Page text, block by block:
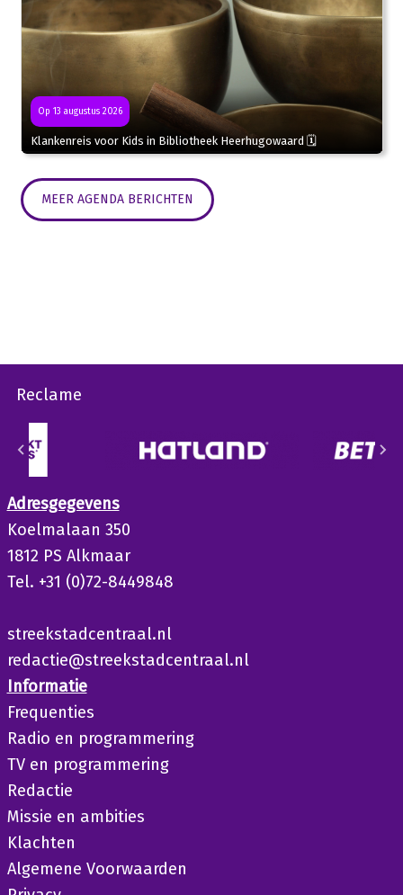
Op 13 augustus 2026
Klankenreis voor Kids in Bibliotheek Heerhugowaard 🗓
MEER AGENDA BERICHTEN
Reclame
Adresgegevens
Koelmalaan 350
1812 PS Alkmaar
Tel. +31 (0)72-8449848
streekstadcentraal.nl
redactie@streekstadcentraal.nl
Informatie
Frequenties
Radio en programmering
TV en programmering
Redactie
Missie en ambities
Klachten
Algemene Voorwaarden